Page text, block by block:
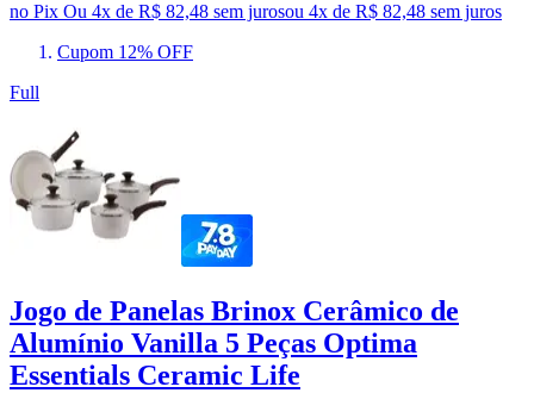
no Pix Ou 4x de R$ 82,48 sem jurosou 4x de R$ 82,48 sem juros
Cupom 12% OFF
Full
Jogo de Panelas Brinox Cerâmico de
Alumínio Vanilla 5 Peças Optima
Essentials Ceramic Life